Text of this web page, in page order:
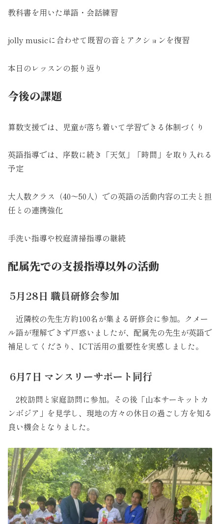
教科書を用いた単語・会話練習
jolly musicに合わせて既習の音とアクションを復習
本日のレッスンの振り返り
今後の課題
算数支援では、児童が落ち着いて学習できる体制づくり
英語指導では、序数に続き「天気」「時間」を取り入れる
予定
大人数クラス（40～50人）での英語の活動内容の工夫と担
任との連携強化
手洗い指導や校庭清掃指導の継続
配属先での支援指導以外の活動
5月28日 職員研修会参加
近隣校の先生方約100名が集まる研修会に参加。クメー
ル語が理解できず戸惑いましたが、配属先の先生が英語で
補足してくださり、ICT活用の重要性を実感しました。
6月7日 マンスリーサポート同行
2校訪問と家庭訪問に参加。その後「山本サーキットカ
ンボジア」を見学し、現地の方々の休日の過ごし方を知る
良い機会となりました。